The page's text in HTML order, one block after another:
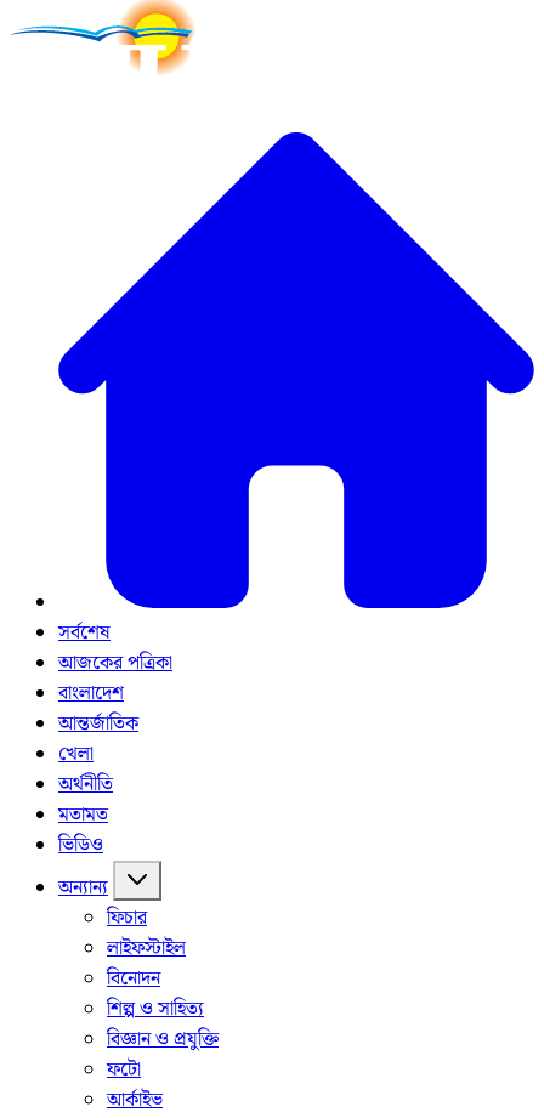
সর্বশেষ
আজকের পত্রিকা
বাংলাদেশ
আন্তর্জাতিক
খেলা
অর্থনীতি
মতামত
ভিডিও
অন্যান্য
ফিচার
লাইফস্টাইল
বিনোদন
শিল্প ও সাহিত্য
বিজ্ঞান ও প্রযুক্তি
ফটো
আর্কাইভ